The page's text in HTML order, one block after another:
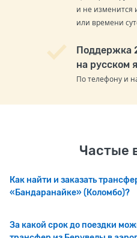
и не изменится
или времени
Поддержка
на русском
По телефону и
Частые
Как найти и заказать
«Бандаранайке» (Коломбо)?
За какой срок до поездки